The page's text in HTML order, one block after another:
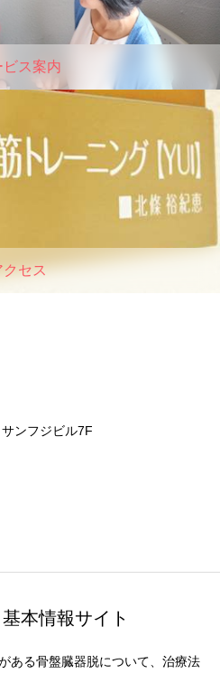
ビス案内
クセス
ンフジビル7F
本情報サイト
ある骨盤臓器脱について、治療法